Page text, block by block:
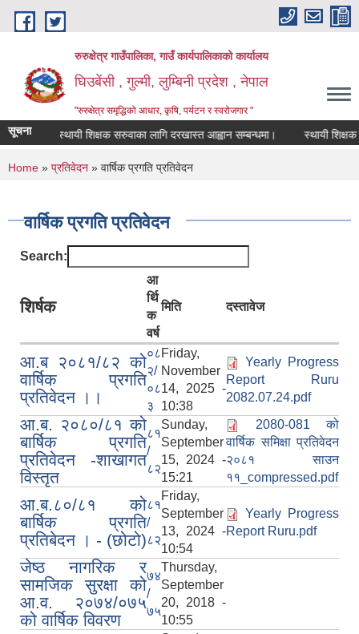
Skip to main content
रुरुक्षेत्र गाउँपालिका, गाउँ कार्यपालिकाको कार्यालय
घिउबेंसी , गुल्मी, लुम्बिनी प्रदेश , नेपाल
"रुरुक्षेत्र समृद्धिको आधार, कृषि, पर्यटन र स्वरोजगार "
सूचना स्थायी शिक्षक सरुवाका लागि दरखास्त आह्वान सम्बन्धमा। स्थायी शिक्षक
You are here
Home » प्रतिवेदन » वार्षिक प्रगति प्रतिवेदन
वार्षिक प्रगति प्रतिवेदन
Search:
शिर्षक
आ
र्थि
क
वर्ष
मिति दस्तावेज
आ.ब २०८१/८२ को
वार्षिक प्रगति
प्रतिवेदन ।।
०८
२/
०८
३
Friday,
November
14, 2025 -
10:38
Yearly Progress
Report Ruru
2082.07.24.pdf
आ.ब. २०८०/८१ को
बार्षिक प्रगति
प्रतिवेदन -शाखागत
विस्तृत
८१
/
८२
Sunday,
September
15, 2024 -
15:21
2080-081 को
वार्षिक समिक्षा प्रतिवेदन
२०८१ साउन
११_compressed.pdf
आ.ब.८०/८१ को
बार्षिक प्रगति
प्रतिबेदन । - (छोटो)
८१
/
८२
Friday,
September
13, 2024 -
10:54
Yearly Progress
Report Ruru.pdf
जेष्ठ नागरिक र
सामजिक सुरक्षा को
आ.व. २०७४/०७५
को वार्षिक विवरण
७४
/
७५
Thursday,
September
20, 2018 -
10:55